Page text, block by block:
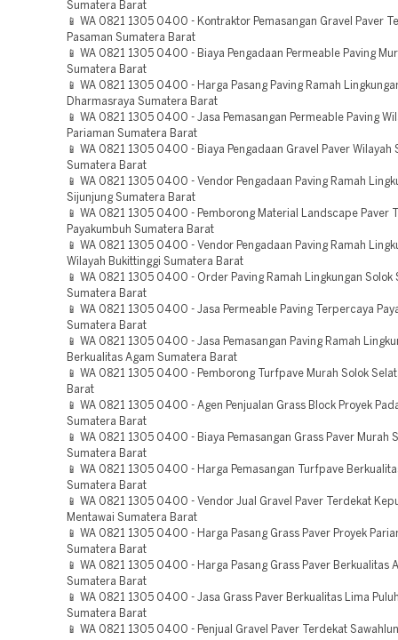
Sumatera Barat
📱 WA 0821 1305 0400 - Kontraktor Pemasangan Gravel Paver
Pasaman Sumatera Barat
📱 WA 0821 1305 0400 - Biaya Pengadaan Permeable Paving
Sumatera Barat
📱 WA 0821 1305 0400 - Harga Pasang Paving Ramah
Dharmasraya Sumatera Barat
📱 WA 0821 1305 0400 - Jasa Pemasangan Permeable Paving
Pariaman Sumatera Barat
📱 WA 0821 1305 0400 - Biaya Pengadaan Gravel Paver Wilayah
Sumatera Barat
📱 WA 0821 1305 0400 - Vendor Pengadaan Paving Ramah
Sijunjung Sumatera Barat
📱 WA 0821 1305 0400 - Pemborong Material Landscape Paver
Payakumbuh Sumatera Barat
📱 WA 0821 1305 0400 - Vendor Pengadaan Paving Ramah
Wilayah Bukittinggi Sumatera Barat
📱 WA 0821 1305 0400 - Order Paving Ramah Lingkungan Solok
Sumatera Barat
📱 WA 0821 1305 0400 - Jasa Permeable Paving Terpercaya
Sumatera Barat
📱 WA 0821 1305 0400 - Jasa Pemasangan Paving Ramah
Berkualitas Agam Sumatera Barat
📱 WA 0821 1305 0400 - Pemborong Turfpave Murah Solok
Barat
📱 WA 0821 1305 0400 - Agen Penjualan Grass Block Proyek
Sumatera Barat
📱 WA 0821 1305 0400 - Biaya Pemasangan Grass Paver Murah
Sumatera Barat
📱 WA 0821 1305 0400 - Harga Pemasangan Turfpave
Sumatera Barat
📱 WA 0821 1305 0400 - Vendor Jual Gravel Paver Terdekat
Mentawai Sumatera Barat
📱 WA 0821 1305 0400 - Harga Pasang Grass Paver Proyek
Sumatera Barat
📱 WA 0821 1305 0400 - Harga Pasang Grass Paver Berkualitas
Sumatera Barat
📱 WA 0821 1305 0400 - Jasa Grass Paver Berkualitas Lima
Sumatera Barat
📱 WA 0821 1305 0400 - Penjual Gravel Paver Terdekat